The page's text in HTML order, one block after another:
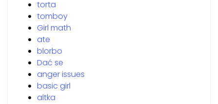
torta
tomboy
Girl math
ate
blorbo
Dać se
anger issues
basic girl
altka